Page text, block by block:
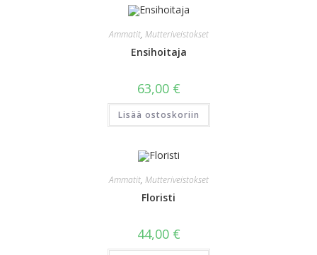
Ammatit, Mutteriveistokset
Ensihoitaja
63,00 €
Lisää ostoskoriin
Ammatit, Mutteriveistokset
Floristi
44,00 €